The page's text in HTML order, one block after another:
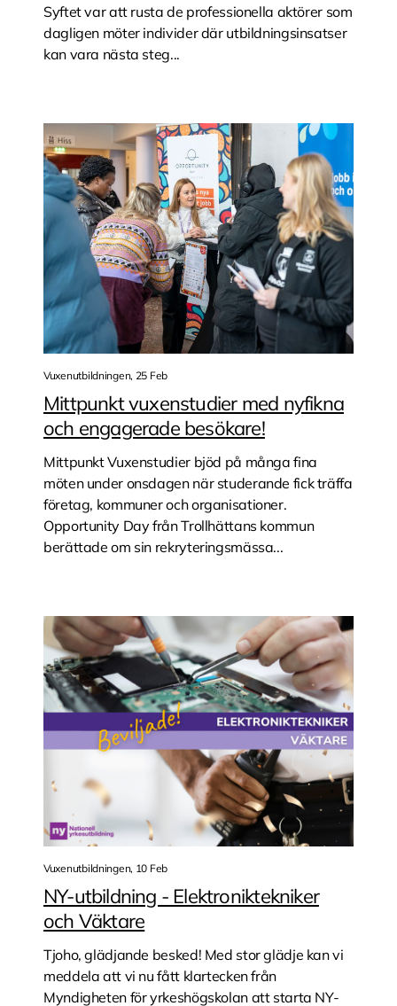
Syftet var att rusta de professionella aktörer som
dagligen möter individer där utbildningsinsatser
kan vara nästa steg...
Vuxenutbildningen, 25 Feb
Mittpunkt vuxenstudier med nyfikna
och engagerade besökare!
Mittpunkt Vuxenstudier bjöd på många fina
möten under onsdagen när studerande fick träffa
företag, kommuner och organisationer.
Opportunity Day från Trollhättans kommun
berättade om sin rekryteringsmässa...
Vuxenutbildningen, 10 Feb
NY-utbildning - Elektroniktekniker
och Väktare
Tjoho, glädjande besked! Med stor glädje kan vi
meddela att vi nu fått klartecken från
Myndigheten för yrkeshögskolan att starta NY-